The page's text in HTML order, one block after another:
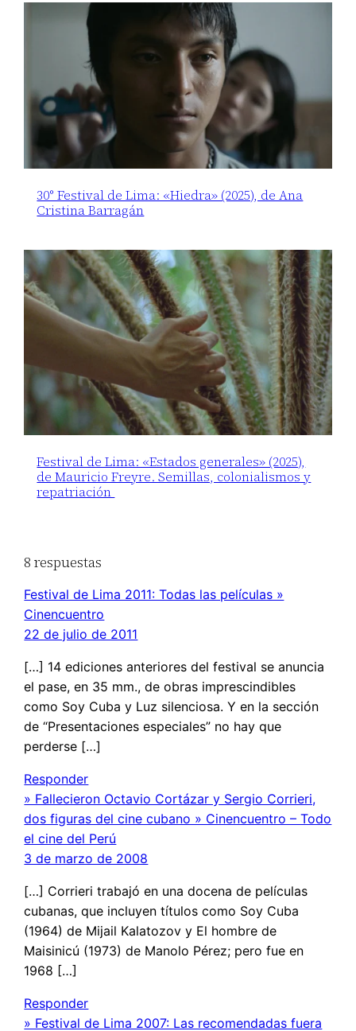
30° Festival de Lima: «Hiedra» (2025), de Ana
Cristina Barragán
Festival de Lima: «Estados generales» (2025),
de Mauricio Freyre. Semillas, colonialismos y
repatriación
8 respuestas
Festival de Lima 2011: Todas las películas »
Cinencuentro
22 de julio de 2011
[…] 14 ediciones anteriores del festival se anuncia
el pase, en 35 mm., de obras imprescindibles
como Soy Cuba y Luz silenciosa. Y en la sección
de “Presentaciones especiales” no hay que
perderse […]
Responder
» Fallecieron Octavio Cortázar y Sergio Corrieri,
dos figuras del cine cubano » Cinencuentro – Todo
el cine del Perú
3 de marzo de 2008
[…] Corrieri trabajó en una docena de películas
cubanas, que incluyen títulos como Soy Cuba
(1964) de Mijail Kalatozov y El hombre de
Maisinicú (1973) de Manolo Pérez; pero fue en
1968 […]
Responder
» Festival de Lima 2007: Las recomendadas fuera